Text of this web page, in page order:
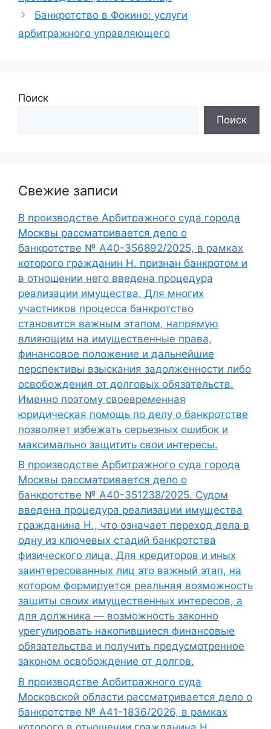
Банкротство в Фокино: услуги
арбитражного управляющего
Поиск
Поиск
Свежие записи
В производстве Арбитражного суда города
Москвы рассматривается дело о
банкротстве № А40-356892/2025, в рамках
которого гражданин Н. признан банкротом и
в отношении него введена процедура
реализации имущества. Для многих
участников процесса банкротство
становится важным этапом, напрямую
влияющим на имущественные права,
финансовое положение и дальнейшие
перспективы взыскания задолженности либо
освобождения от долговых обязательств.
Именно поэтому своевременная
юридическая помощь по делу о банкротстве
позволяет избежать серьезных ошибок и
максимально защитить свои интересы.
В производстве Арбитражного суда города
Москвы рассматривается дело о
банкротстве № А40-351238/2025. Судом
введена процедура реализации имущества
гражданина Н., что означает переход дела в
одну из ключевых стадий банкротства
физического лица. Для кредиторов и иных
заинтересованных лиц это важный этап, на
котором формируется реальная возможность
защиты своих имущественных интересов, а
для должника — возможность законно
урегулировать накопившиеся финансовые
обязательства и получить предусмотренное
законом освобождение от долгов.
В производстве Арбитражного суда
Московской области рассматривается дело о
банкротстве № А41-1836/2026, в рамках